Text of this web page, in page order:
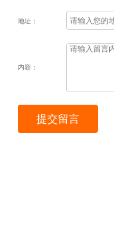
地址：
内容：